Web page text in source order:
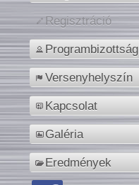
Regisztráció
Programbizottság
Versenyhelyszín
Kapcsolat
Galéria
Eredmények